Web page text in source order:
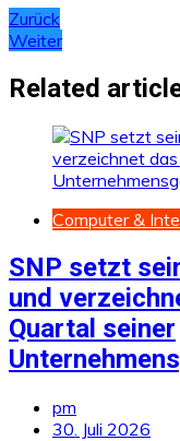
Zurück
Weiter
Related
Computer &
SNP setzt
und
Quartal seiner
pm
30. Juli 2026